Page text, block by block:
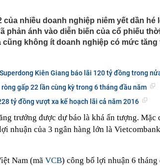
giữ lượng tiền hơn 62.000 tỷ đồng, lớn hơn cả
tay Điện Máy Xanh, Bách Hóa Xanh, An Khang, vốn hóa
ngang DMX
nhận biết ngôi nhà có phong thuỷ không thuận lợi
có lượng khách đến Việt Nam đông nhất 7 tháng đầu
Quốc và Nga, gấp gần 6 lần Ấn Độ
trái cây tiết lộ: Khách thường chọn quả to, người
kiểm tra 5 chi tiết này trước
tàu cao tốc quỳ gối 1h an ủi khách: 7 năm sau ở khách
hơn ở nhà, bay hạng thương gia
của nhiều doanh nghiệp niêm yết dần hé
phản ánh vào diễn biến của cổ phiếu
cũng không ít doanh nghiệp có mức
Kiên Giang báo lãi 120 tỷ đồng trong
gấp 22 lần cùng kỳ trong 6 tháng đầu năm
tỷ đồng vượt xa kế hoạch lãi cả năm 2016
trưởng được dự báo là khá ấn tượng. Mặc
nhuận của 3 ngân hàng lớn là
Nam (mã VCB) công bố lợi nhuận 6 tháng